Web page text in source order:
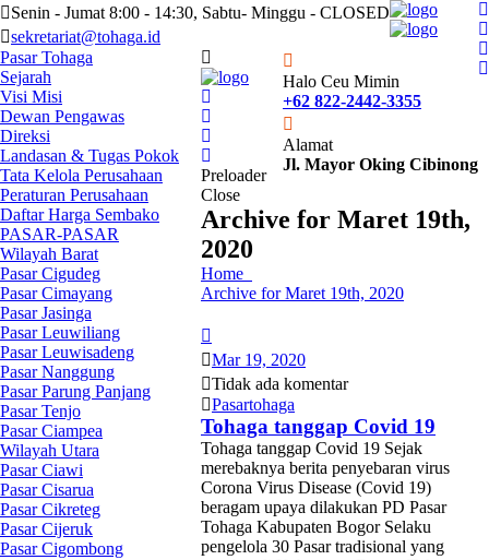
Senin - Jumat 8:00 - 14:30, Sabtu- Minggu - CLOSED
sekretariat@tohaga.id
Halo Ceu Mimin
+62 822-2442-3355
Alamat
Jl. Mayor Oking Cibinong
Pasar Tohaga
Sejarah
Visi Misi
Dewan Pengawas
Direksi
Landasan & Tugas Pokok
Tata Kelola Perusahaan
Peraturan Perusahaan
Daftar Harga Sembako
PASAR-PASAR
Wilayah Barat
Pasar Cigudeg
Pasar Cimayang
Pasar Jasinga
Pasar Leuwiliang
Pasar Leuwisadeng
Pasar Nanggung
Pasar Parung Panjang
Pasar Tenjo
Pasar Ciampea
Wilayah Utara
Pasar Ciawi
Pasar Cisarua
Pasar Cikreteg
Pasar Cijeruk
Pasar Cigombong
Preloader
Close
Archive for Maret 19th,
2020
Home
Archive for Maret 19th, 2020
Mar 19, 2020
Tidak ada komentar
Pasartohaga
Tohaga tanggap Covid 19
Tohaga tanggap Covid 19 Sejak
merebaknya berita penyebaran virus
Corona Virus Disease (Covid 19)
beragam upaya dilakukan PD Pasar
Tohaga Kabupaten Bogor Selaku
pengelola 30 Pasar tradisional yang